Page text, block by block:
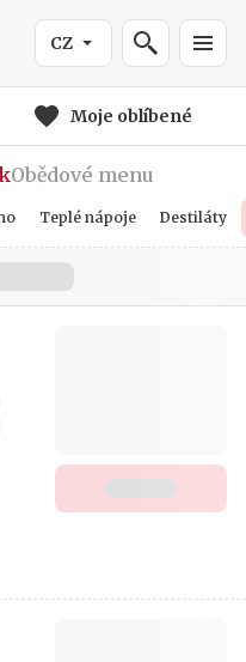
CZ
Moje oblíbené
Obědové menu
Teplé nápoje Destiláty